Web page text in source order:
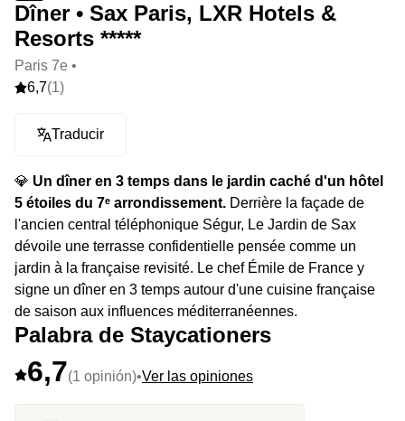
Dîner • Sax Paris, LXR Hotels &
Resorts *****
Paris 7e •
6,7(1)
Traducir
💎 Un dîner en 3 temps dans le jardin caché d'un hôtel
5 étoiles du 7ᵉ arrondissement. Derrière la façade de
l'ancien central téléphonique Ségur, Le Jardin de Sax
dévoile une terrasse confidentielle pensée comme un
jardin à la française revisité. Le chef Émile de France y
signe un dîner en 3 temps autour d'une cuisine française
de saison aux influences méditerranéennes.
Palabra de Staycationers
6,7(1 opinión)•Ver las opiniones